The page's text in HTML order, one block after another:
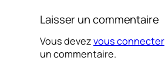
Laisser un commentaire
Vous devezvous connecter
un commentaire.